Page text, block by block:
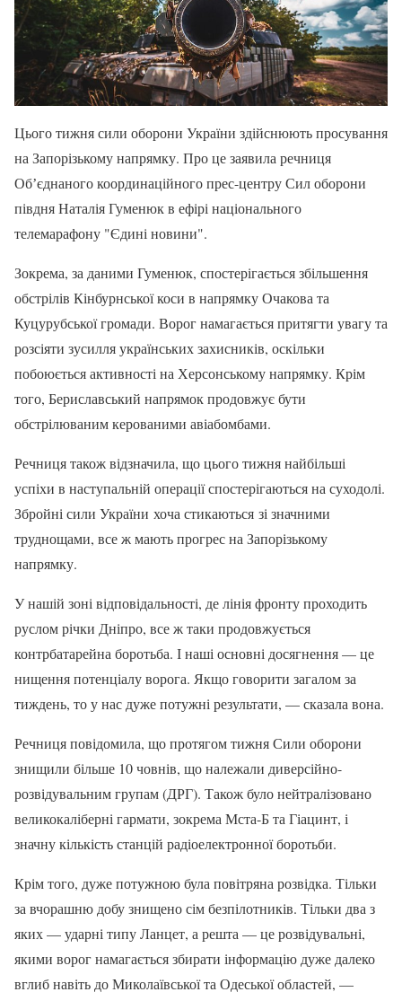
Цього тижня сили оборони України здійснюють просування
на Запорізькому напрямку. Про це заявила речниця
Обʼєднаного координаційного прес-центру Сил оборони
півдня Наталія Гуменюк в ефірі національного
телемарафону "Єдині новини".
Зокрема, за даними Гуменюк, спостерігається збільшення
обстрілів Кінбурнської коси в напрямку Очакова та
Куцурубської громади. Ворог намагається притягти увагу та
розсіяти зусилля українських захисників, оскільки
побоюється активності на Херсонському напрямку. Крім
того, Бериславський напрямок продовжує бути
обстрілюваним керованими авіабомбами.
Речниця також відзначила, що цього тижня найбільші
успіхи в наступальній операції спостерігаються на суходолі.
Збройні сили України хоча стикаються зі значними
труднощами, все ж мають прогрес на Запорізькому
напрямку.
У нашій зоні відповідальності, де лінія фронту проходить
руслом річки Дніпро, все ж таки продовжується
контрбатарейна боротьба. І наші основні досягнення — це
нищення потенціалу ворога. Якщо говорити загалом за
тиждень, то у нас дуже потужні результати, — сказала вона.
Речниця повідомила, що протягом тижня Сили оборони
знищили більше 10 човнів, що належали диверсійно-
розвідувальним групам (ДРГ). Також було нейтралізовано
великокаліберні гармати, зокрема Мста-Б та Гіацинт, і
значну кількість станцій радіоелектронної боротьби.
Крім того, дуже потужною була повітряна розвідка. Тільки
за вчорашню добу знищено сім безпілотників. Тільки два з
яких — ударні типу Ланцет, а решта — це розвідувальні,
якими ворог намагається збирати інформацію дуже далеко
вглиб навіть до Миколаївської та Одеської областей, —